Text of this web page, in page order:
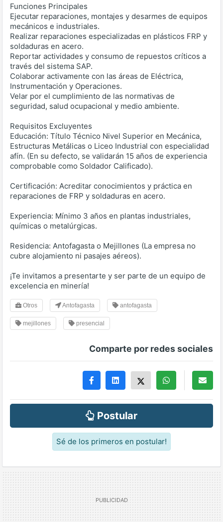
Funciones Principales
Ejecutar reparaciones, montajes y desarmes de equipos
mecánicos e industriales.
Realizar reparaciones especializadas en plásticos FRP y
soldaduras en acero.
Reportar actividades y consumo de repuestos críticos a
través del sistema SAP.
Colaborar activamente con las áreas de Eléctrica,
Instrumentación y Operaciones.
Velar por el cumplimiento de las normativas de
seguridad, salud ocupacional y medio ambiente.
Requisitos Excluyentes
Educación: Título Técnico Nivel Superior en Mecánica,
Estructuras Metálicas o Liceo Industrial con especialidad
afín. (En su defecto, se validarán 15 años de experiencia
comprobable como Soldador Calificado).
Certificación: Acreditar conocimientos y práctica en
reparaciones de FRP y soldaduras en acero.
Experiencia: Mínimo 3 años en plantas industriales,
químicas o metalúrgicas.
Residencia: Antofagasta o Mejillones (La empresa no
cubre alojamiento ni pasajes aéreos).
¡Te invitamos a presentarte y ser parte de un equipo de
excelencia en minería!
Otros Antofagasta antofagasta
mejillones presencial
Comparte por redes sociales
Postular
Sé de los primeros en postular!